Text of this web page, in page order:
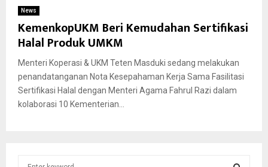
News
KemenkopUKM Beri Kemudahan Sertifikasi
Halal Produk UMKM
Menteri Koperasi & UKM Teten Masduki sedang melakukan
penandatanganan Nota Kesepahaman Kerja Sama Fasilitasi
Sertifikasi Halal dengan Menteri Agama Fahrul Razi dalam
kolaborasi 10 Kementerian...